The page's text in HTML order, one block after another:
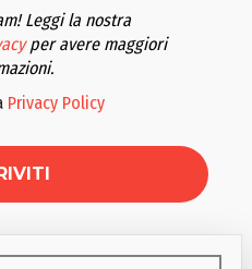
Leggi la nostra
per avere maggiori
Privacy Policy